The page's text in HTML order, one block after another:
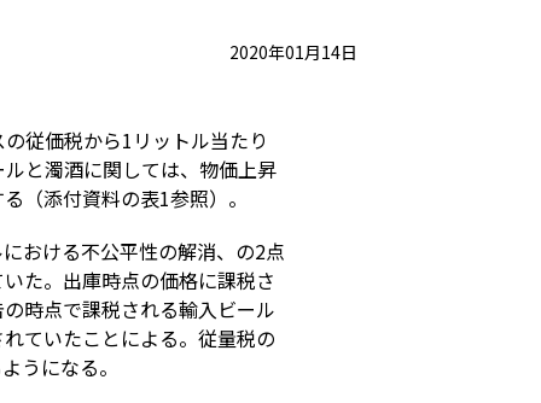
2020年01月14日
従価税から1リットル当たり
と濁酒に関しては、物価上昇
（添付資料の表1参照）。
おける不公平性の解消、の2点
た。出庫時点の価格に課税さ
時点で課税される輸入ビール
ていたことによる。従量税の
うになる。